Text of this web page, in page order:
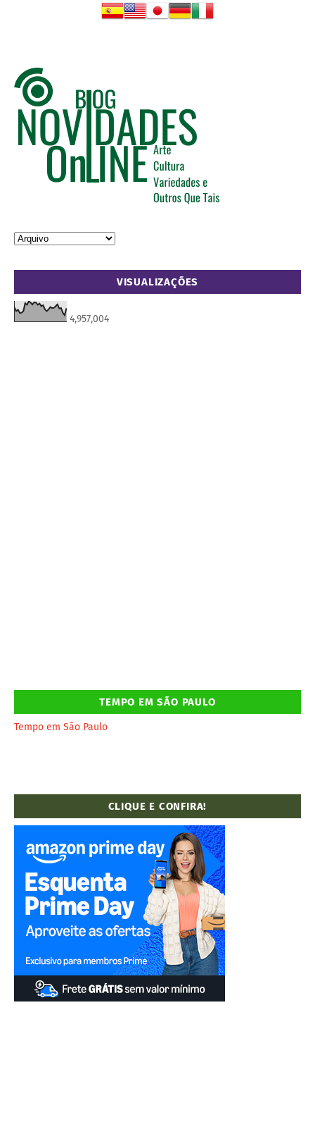
VISUALIZAÇÕES
4,957,004
TEMPO EM SÃO PAULO
Tempo em São Paulo
CLIQUE E CONFIRA!